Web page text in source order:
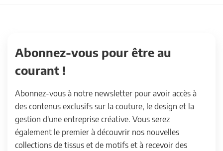
Abonnez-vous pour être au
courant !
Abonnez-vous à notre newsletter pour avoir accès à
des contenus exclusifs sur la couture, le design et la
gestion d'une entreprise créative. Vous serez
également le premier à découvrir nos nouvelles
collections de tissus et de motifs et à recevoir des